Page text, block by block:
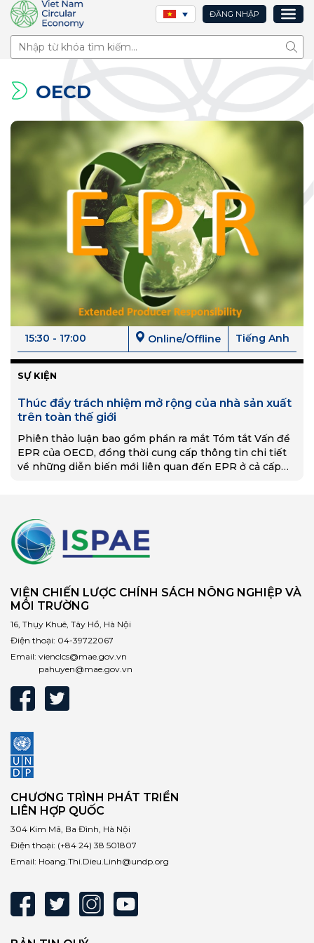
ĐĂNG NHẬP
Tìm
OECD
15:30 - 17:00 Online/Offline Tiếng Anh
SỰ KIỆN
Thúc đẩy trách nhiệm mở rộng của nhà sản xuất
trên toàn thế giới
Phiên thảo luận bao gồm phần ra mắt Tóm tắt Vấn đề
EPR của OECD, đồng thời cung cấp thông tin chi tiết
về những diễn biến mới liên quan đến EPR ở cả cấp
VIỆN CHIẾN LƯỢC CHÍNH SÁCH NÔNG NGHIỆP VÀ
MÔI TRƯỜNG
16, Thụy Khuê, Tây Hồ, Hà Nội
Điện thoại: 04-39722067
Email: vienclcs@mae.gov.vn
pahuyen@mae.gov.vn
CHƯƠNG TRÌNH PHÁT TRIỂN
LIÊN HỢP QUỐC
304 Kim Mã, Ba Đình, Hà Nội
Điện thoại: (+84 24) 38 501807
Email: Hoang.Thi.Dieu.Linh@undp.org